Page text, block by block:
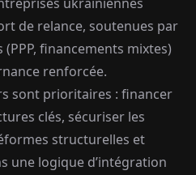
de relance, soutenues par
financements mixtes)
renforcée.
sont prioritaires : financer
clés, sécuriser les
structurelles et
une logique d’intégration